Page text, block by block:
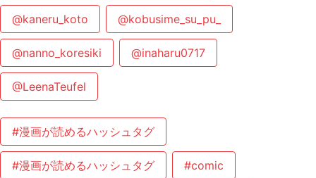
@kaneru_koto @kobusime_su_pu_
@nanno_koresiki @inaharu0717
@LeenaTeufel
#漫画が読めるハッシュタグ
#漫画が読めるハッシュタグ #comic